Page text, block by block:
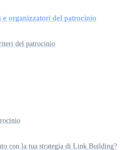
e organizzatori del patrocinio
del patrocinio
con la tua strategia di Link Building?